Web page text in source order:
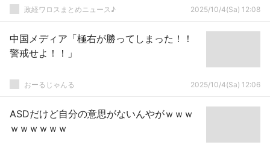
ョンは？」「単車に乗る女性総理ありま
政経ワロスまとめニュース♪ 2025/10/4(Sa) 12:08
中国メディア「極右が勝ってしまった！！
警戒せよ！！」
おーるじゃんる 2025/10/4(Sa) 12:06
ASDだけど自分の意思がないんやがｗｗｗ
ｗｗｗｗｗｗ